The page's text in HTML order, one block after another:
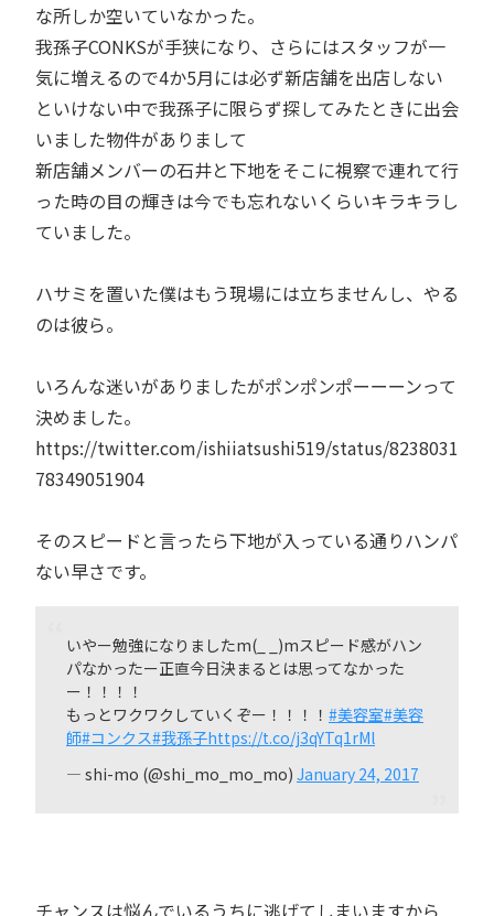
な所しか空いていなかった。
我孫子CONKSが手狭になり、さらにはスタッフが一
気に増えるので4か5月には必ず新店舗を出店しない
といけない中で我孫子に限らず探してみたときに出会
いました物件がありまして
新店舗メンバーの石井と下地をそこに視察で連れて行
った時の目の輝きは今でも忘れないくらいキラキラし
ていました。
ハサミを置いた僕はもう現場には立ちませんし、やる
のは彼ら。
いろんな迷いがありましたがポンポンポーーーンって
決めました。
https://twitter.com/ishiiatsushi519/status/8238031
78349051904
そのスピードと言ったら下地が入っている通りハンパ
ない早さです。
いやー勉強になりましたm(_ _)mスピード感がハン
パなかったー正直今日決まるとは思ってなかった
ー！！！！
もっとワクワクしていくぞー！！！！ #美容室#美容
師#コンクス#我孫子https://t.co/j3qYTq1rMl
— shi-mo (@shi_mo_mo_mo) January 24, 2017
チャンスは悩んでいるうちに逃げてしまいますから